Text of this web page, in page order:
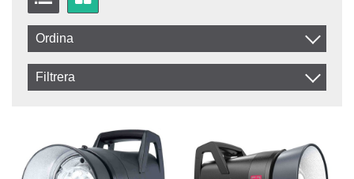
Ordina
IVA Esclusa
IVA Inclusa
Filtrera
Non disponibile